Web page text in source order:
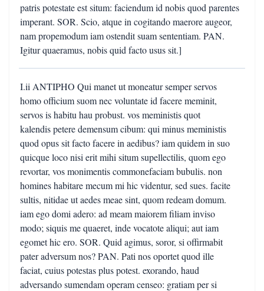
patris potestate est situm: faciendum id nobis quod parentes
imperant. SOR. Scio, atque in cogitando maerore augeor,
nam propemodum iam ostendit suam sententiam. PAN.
Igitur quaeramus, nobis quid facto usus sit.]
I.ii ANTIPHO Qui manet ut moneatur semper servos
homo officium suom nec voluntate id facere meminit,
servos is habitu hau probust. vos meministis quot
kalendis petere demensum cibum: qui minus meministis
quod opus sit facto facere in aedibus? iam quidem in suo
quicque loco nisi erit mihi situm supellectilis, quom ego
revortar, vos monimentis commonefaciam bubulis. non
homines habitare mecum mi hic videntur, sed sues. facite
sultis, nitidae ut aedes meae sint, quom redeam domum.
iam ego domi adero: ad meam maiorem filiam inviso
modo; siquis me quaeret, inde vocatote aliqui; aut iam
egomet hic ero. SOR. Quid agimus, soror, si offirmabit
pater adversum nos? PAN. Pati nos oportet quod ille
faciat, cuius potestas plus potest. exorando, haud
adversando sumendam operam censeo: gratiam per si